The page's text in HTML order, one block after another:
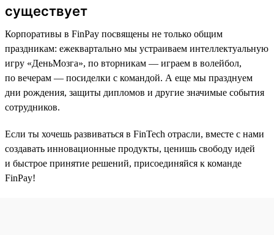
существует
Корпоративы в FinPay посвящены не только общим
праздникам: ежеквартально мы устраиваем интеллектуальную
игру «ДеньМозга», по вторникам — играем в волейбол,
по вечерам — посиделки с командой. А еще мы празднуем
дни рождения, защиты дипломов и другие значимые события
сотрудников.
Если ты хочешь развиваться в FinTech отрасли, вместе с нами
создавать инновационные продукты, ценишь свободу идей
и быстрое принятие решений, присоединяйся к команде
FinPay!